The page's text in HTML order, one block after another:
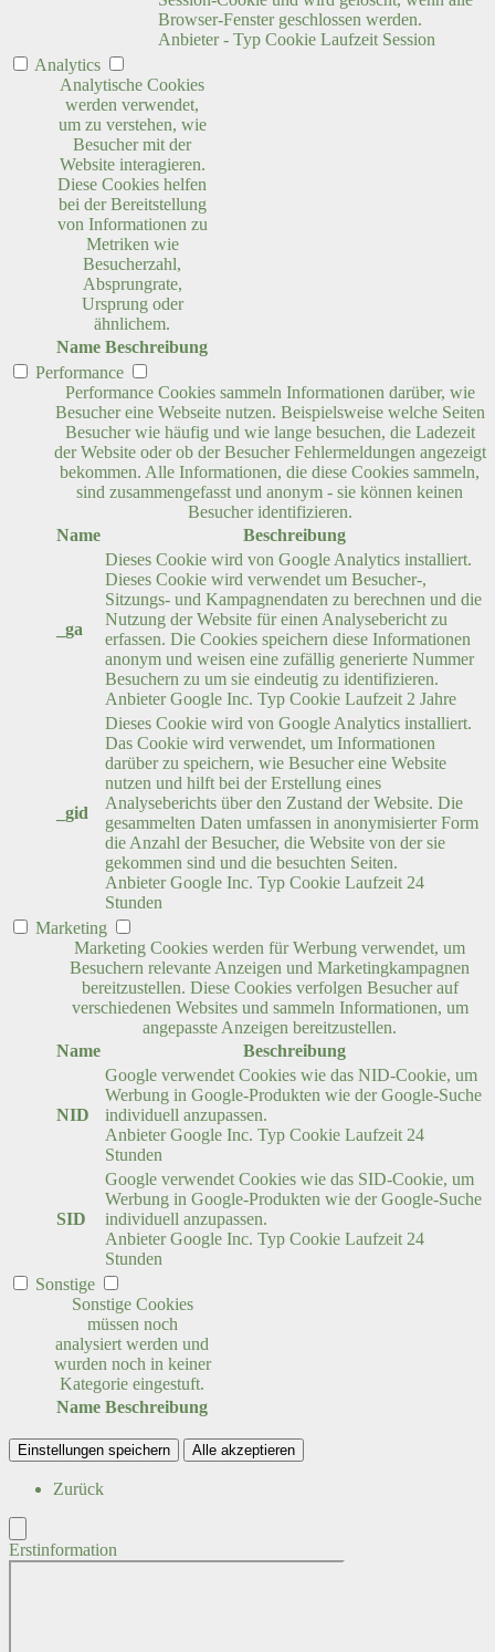
Browser-Fenster geschlossen werden.
Anbieter - Typ Cookie Laufzeit Session
Analytics
Analytische Cookies
werden verwendet,
um zu verstehen, wie
Besucher mit der
Website interagieren.
Diese Cookies helfen
bei der Bereitstellung
von Informationen zu
Metriken wie
Besucherzahl,
Absprungrate,
Ursprung oder
ähnlichem.
Name Beschreibung
Performance
Performance Cookies sammeln Informationen darüber, wie
Besucher eine Webseite nutzen. Beispielsweise welche Seiten
Besucher wie häufig und wie lange besuchen, die Ladezeit
der Website oder ob der Besucher Fehlermeldungen angezeigt
bekommen. Alle Informationen, die diese Cookies sammeln,
sind zusammengefasst und anonym - sie können keinen
Besucher identifizieren.
Name
Beschreibung
_ga
Dieses Cookie wird von Google Analytics installiert.
Dieses Cookie wird verwendet um Besucher-,
Sitzungs- und Kampagnendaten zu berechnen und die
Nutzung der Website für einen Analysebericht zu
erfassen. Die Cookies speichern diese Informationen
anonym und weisen eine zufällig generierte Nummer
Besuchern zu um sie eindeutig zu identifizieren.
Anbieter Google Inc. Typ Cookie Laufzeit 2 Jahre
_gid
Dieses Cookie wird von Google Analytics installiert.
Das Cookie wird verwendet, um Informationen
darüber zu speichern, wie Besucher eine Website
nutzen und hilft bei der Erstellung eines
Analyseberichts über den Zustand der Website. Die
gesammelten Daten umfassen in anonymisierter Form
die Anzahl der Besucher, die Website von der sie
gekommen sind und die besuchten Seiten.
Anbieter Google Inc. Typ Cookie Laufzeit 24
Stunden
Marketing
Marketing Cookies werden für Werbung verwendet, um
Besuchern relevante Anzeigen und Marketingkampagnen
bereitzustellen. Diese Cookies verfolgen Besucher auf
verschiedenen Websites und sammeln Informationen, um
angepasste Anzeigen bereitzustellen.
Name
Beschreibung
NID
Google verwendet Cookies wie das NID-Cookie, um
Werbung in Google-Produkten wie der Google-Suche
individuell anzupassen.
Anbieter Google Inc. Typ Cookie Laufzeit 24
Stunden
SID
Google verwendet Cookies wie das SID-Cookie, um
Werbung in Google-Produkten wie der Google-Suche
individuell anzupassen.
Anbieter Google Inc. Typ Cookie Laufzeit 24
Stunden
Sonstige
Sonstige Cookies
müssen noch
analysiert werden und
wurden noch in keiner
Kategorie eingestuft.
Name Beschreibung
Einstellungen speichern Alle akzeptieren
Zurück
Erstinformation